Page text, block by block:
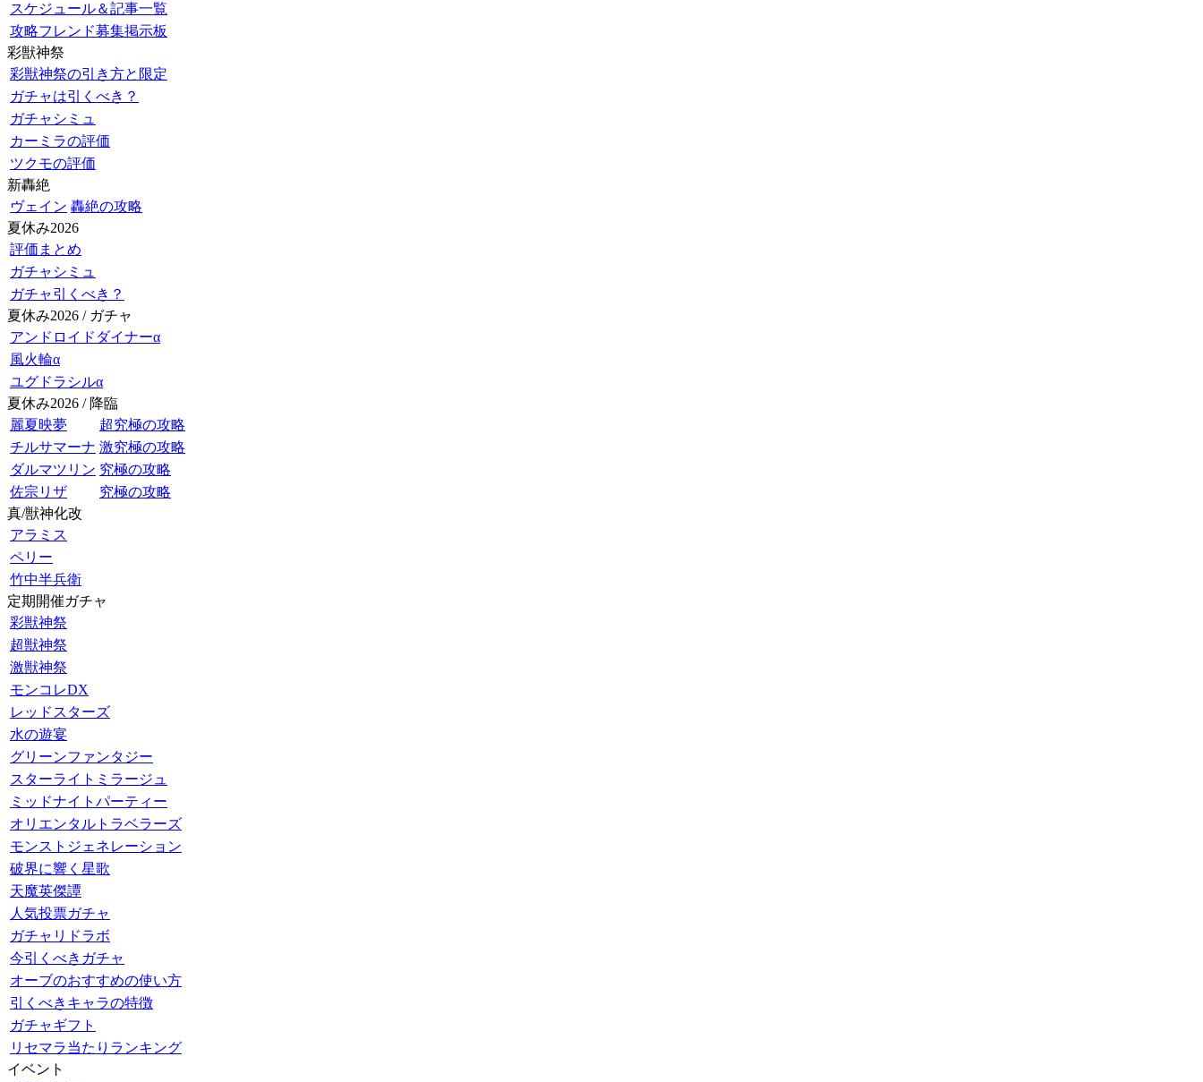
スケジュール＆記事一覧
攻略フレンド募集掲示板
彩獣神祭
彩獣神祭の引き方と限定
ガチャは引くべき？
ガチャシミュ
カーミラの評価
ツクモの評価
新轟絶
ヴェイン 轟絶の攻略
夏休み2026
評価まとめ
ガチャシミュ
ガチャ引くべき？
夏休み2026 / ガチャ
アンドロイドダイナーα
風火輪α
ユグドラシルα
夏休み2026 / 降臨
麗夏映夢
超究極の攻略
チルサマーナ 激究極の攻略
ダルマツリン 究極の攻略
佐宗リザ
究極の攻略
真/獣神化改
アラミス
ペリー
竹中半兵衛
定期開催ガチャ
彩獣神祭
超獣神祭
激獣神祭
モンコレDX
レッドスターズ
水の遊宴
グリーンファンタジー
スターライトミラージュ
ミッドナイトパーティー
オリエンタルトラベラーズ
モンストジェネレーション
破界に響く星歌
天魔英傑譚
人気投票ガチャ
ガチャリドラボ
今引くべきガチャ
オーブのおすすめの使い方
引くべきキャラの特徴
ガチャギフト
リセマラ当たりランキング
イベント